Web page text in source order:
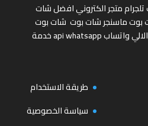
متجر الكترونيافضل شات
بوت ماسنجرشات بوت شات بوت
واتسابapi whatsappخدمة
طريقة الاستخدام
سياسة الخصوصية